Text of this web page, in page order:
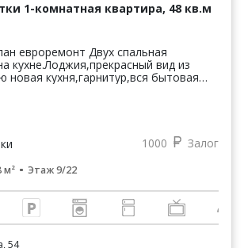
1-комнатная квартира, 48 кв.м
Двух спальная
кухне.Лоджия,прекрасный вид из
новая кухня,гарнитур,вся бытовая
1000 Залог
м² Этаж 9/22
54